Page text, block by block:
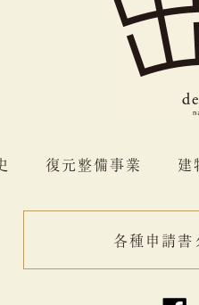
復元整備事業 建
各種申請書